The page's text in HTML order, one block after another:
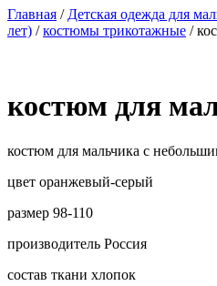
Главная / Детская одежда для
лет) /костюмы трикотажные /
костюм для
костюм для мальчика с
цвет оранжевый-серый
размер 98-110
производитель Россия
состав ткани хлопок